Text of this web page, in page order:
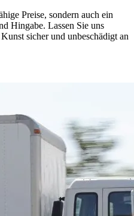
Preise, sondern auch ein
Hingabe. Lassen Sie uns
sicher und unbeschädigt an